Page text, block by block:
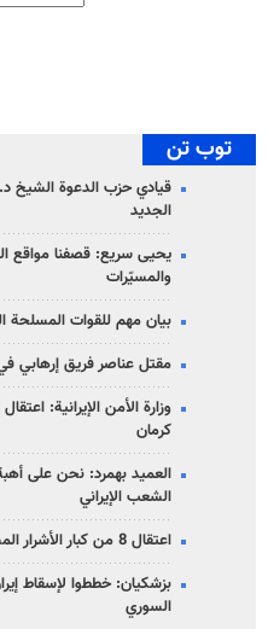
توب تن
قيادي حزب الدعوة الشيخ د.
الجديد
يحيى سريع: قصفنا مواقع
والمسيّرات
بيان مهم للقوات المسلحة
مقتل عناصر فريق
كرمان
العميد بهمرد: نحن على
الشعب الإيراني
اعتقال 8 من كبار الأشرار المسلحين ومنتسبي الجماعات الإرهابية
السوري